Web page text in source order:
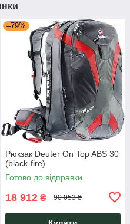
–79%
Рюкзак Deuter On Top ABS 30
(black-fire)
Готово до відправки
18 912 ₴ 90 053 ₴